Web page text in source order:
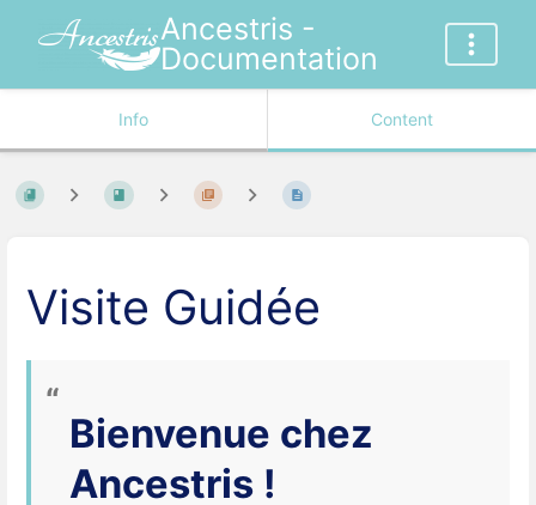
Ancestris -
Documentation
Info Content
Visite Guidée
Bienvenue chez
Ancestris !